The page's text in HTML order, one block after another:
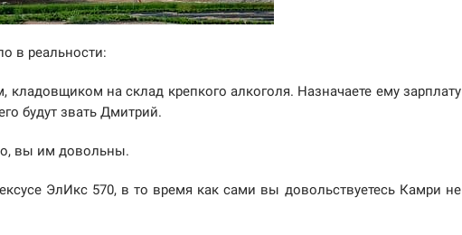
в реальности:
на склад крепкого алкоголя. Назначаете ему зарплату
будут звать Дмитрий.
вы им довольны.
ЭлИкс 570, в то время как сами вы довольствуетесь Камри не